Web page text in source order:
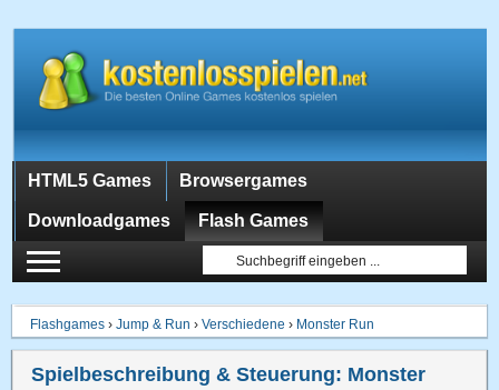
HTML5 Games Browsergames
Downloadgames Flash Games
Flashgames ›Jump & Run ›Verschiedene › Monster Run
Spielbeschreibung & Steuerung: Monster